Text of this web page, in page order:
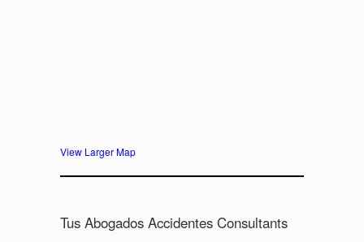
View Larger Map
Tus Abogados Accidentes Consultants